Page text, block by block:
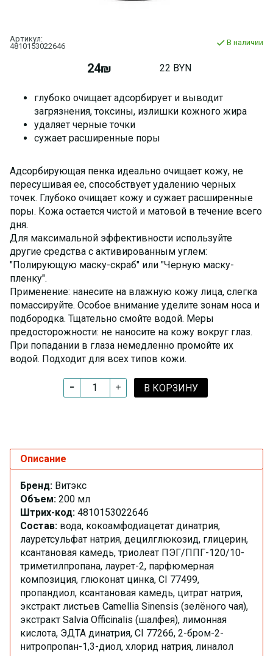
Артикул:
4810153022646
В наличии
24₪ 22 BYN
глубоко очищает адсорбирует и выводит
загрязнения, токсины, излишки кожного жира
удаляет черные точки
сужает расширенные поры
Адсорбирующая пенка идеально очищает кожу, не
пересушивая ее, способствует удалению черных
точек. Глубоко очищает кожу и сужает расширенные
поры. Кожа остается чистой и матовой в течение всего
дня.
Для максимальной эффективности используйте
другие средства с активированным углем:
"Полирующую маску-скраб" или "Черную маску-
пленку".
Применение: нанесите на влажную кожу лица, слегка
помассируйте. Особое внимание уделите зонам носа и
подбородка. Тщательно смойте водой. Меры
предосторожности: не наносите на кожу вокруг глаз.
При попадании в глаза немедленно промойте их
водой. Подходит для всех типов кожи.
В КОРЗИНУ
Описание
Бренд: Витэкс
Объем: 200 мл
Штрих-код: 4810153022646
Состав: вода, кокоамфодиацетат динатрия,
лауретсульфат натрия, децилглюкозид, глицерин,
ксантановая камедь, триолеат ПЭГ/ППГ-120/10-
триметилпропана, лаурет-2, парфюмерная
композиция, глюконат цинка, CI 77499,
пропандиол, ксантановая камедь, цитрат натрия,
экстракт листьев Camellia Sinensis (зелёного чая),
экстракт Salvia Officinalis (шалфея), лимонная
кислота, ЭДТА динатрия, CI 77266, 2-бром-2-
нитропропан-1,3-диол, хлорид натрия, линалол